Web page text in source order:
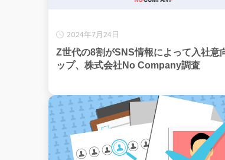
2024年7月24日
Z世代の8割がSNS情報によって入社意
ップ、株式会社No Company調査